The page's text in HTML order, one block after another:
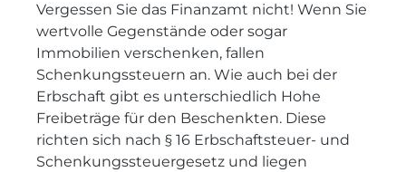
Vergessen Sie das Finanzamt nicht! Wenn Sie
wertvolle Gegenstände oder sogar
Immobilien verschenken, fallen
Schenkungssteuern an. Wie auch bei der
Erbschaft gibt es unterschiedlich Hohe
Freibeträge für den Beschenkten. Diese
richten sich nach § 16 Erbschaftsteuer- und
Schenkungssteuergesetz und liegen